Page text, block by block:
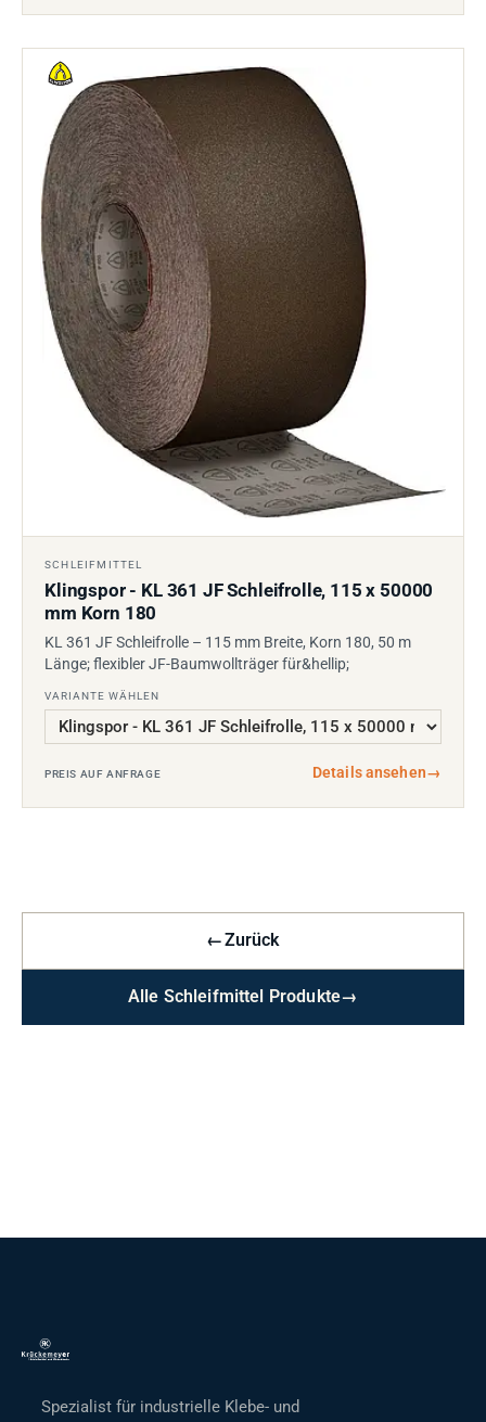
SCHLEIFMITTEL
Klingspor - KL 361 JF Schleifrolle, 115 x 50000
mm Korn 180
KL 361 JF Schleifrolle – 115 mm Breite, Korn 180, 50 m
Länge; flexibler JF-Baumwollträger für&hellip;
VARIANTE WÄHLEN
PREIS AUF ANFRAGE Details ansehen→
←Zurück
Alle Schleifmittel Produkte→
Spezialist für industrielle Klebe- und